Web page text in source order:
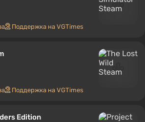
Поддержка на VGTimes
Поддержка на VGTimes
Edition